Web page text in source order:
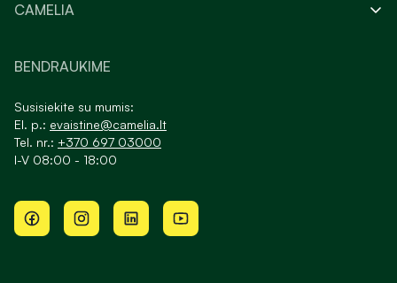
CAMELIA
BENDRAUKIME
Susisiekite su mumis:
El. p.: evaistine@camelia.lt
Tel. nr.: +370 697 03000
I-V 08:00 - 18:00